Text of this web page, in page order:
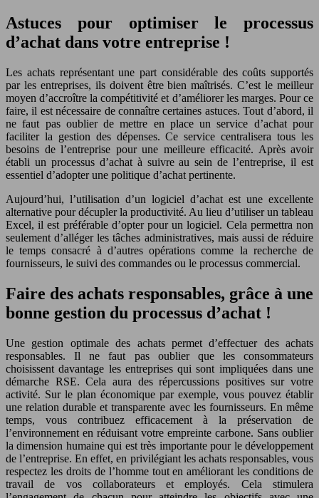
Astuces pour optimiser le processus
d’achat dans votre entreprise !
Les achats représentant une part considérable des coûts supportés
par les entreprises, ils doivent être bien maîtrisés. C’est le meilleur
moyen d’accroître la compétitivité et d’améliorer les marges. Pour ce
faire, il est nécessaire de connaître certaines astuces. Tout d’abord, il
ne faut pas oublier de mettre en place un service d’achat pour
faciliter la gestion des dépenses. Ce service centralisera tous les
besoins de l’entreprise pour une meilleure efficacité. Après avoir
établi un processus d’achat à suivre au sein de l’entreprise, il est
essentiel d’adopter une politique d’achat pertinente.
Aujourd’hui, l’utilisation d’un logiciel d’achat est une excellente
alternative pour décupler la productivité. Au lieu d’utiliser un tableau
Excel, il est préférable d’opter pour un logiciel. Cela permettra non
seulement d’alléger les tâches administratives, mais aussi de réduire
le temps consacré à d’autres opérations comme la recherche de
fournisseurs, le suivi des commandes ou le processus commercial.
Faire des achats responsables, grâce à une
bonne gestion du processus d’achat !
Une gestion optimale des achats permet d’effectuer des achats
responsables. Il ne faut pas oublier que les consommateurs
choisissent davantage les entreprises qui sont impliquées dans une
démarche RSE. Cela aura des répercussions positives sur votre
activité. Sur le plan économique par exemple, vous pouvez établir
une relation durable et transparente avec les fournisseurs. En même
temps, vous contribuez efficacement à la préservation de
l’environnement en réduisant votre empreinte carbone. Sans oublier
la dimension humaine qui est très importante pour le développement
de l’entreprise. En effet, en privilégiant les achats responsables, vous
respectez les droits de l’homme tout en améliorant les conditions de
travail de vos collaborateurs et employés. Cela stimulera